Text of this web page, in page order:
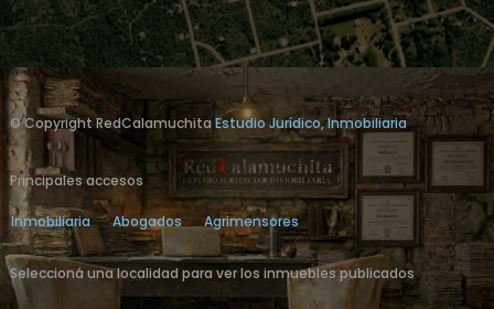
© Copyright RedCalamuchitaEstudio Jurídico, Inmobiliaria
Principales accesos
Inmobiliaria Abogados Agrimensores
Seleccioná una localidad para ver los inmuebles publicados